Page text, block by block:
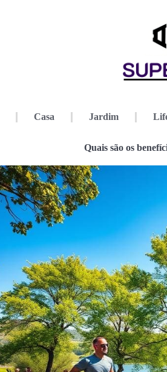
Casa Jardim
Quais são os